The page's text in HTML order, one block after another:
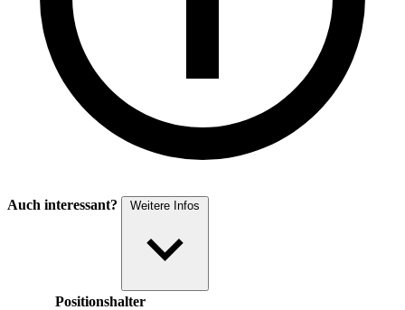
Auch interessant?
Positions­halter